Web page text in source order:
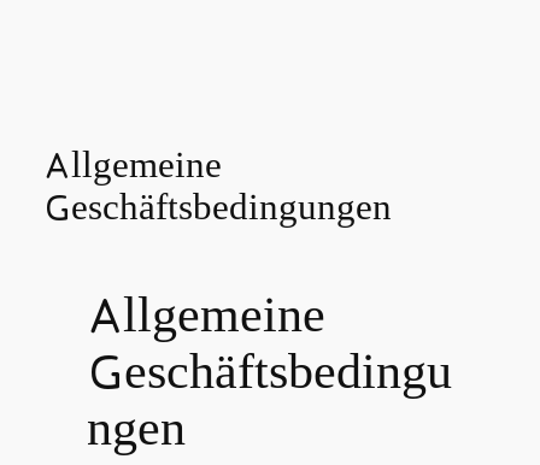
Allgemeine
Geschäftsbedingungen
Allgemeine
Geschäftsbedingu
ngen